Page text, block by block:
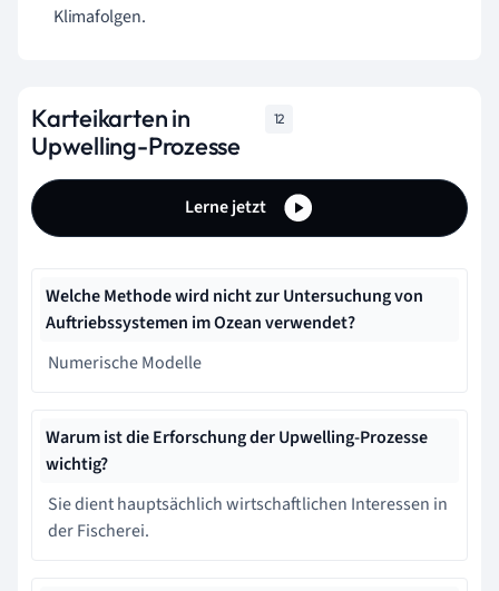
Klimafolgen.
Karteikarten in
Upwelling-Prozesse
12
Lerne jetzt
Welche Methode wird nicht zur Untersuchung von
Auftriebssystemen im Ozean verwendet?
Numerische Modelle
Warum ist die Erforschung der Upwelling-Prozesse
wichtig?
Sie dient hauptsächlich wirtschaftlichen Interessen in
der Fischerei.